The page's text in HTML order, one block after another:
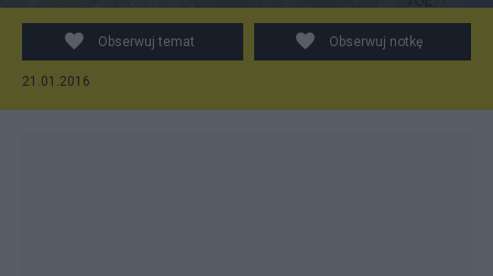
Najważniejsze państewka początku Okresu Wiosen i
Obserwuj temat Obserwuj notkę
21.01.2016